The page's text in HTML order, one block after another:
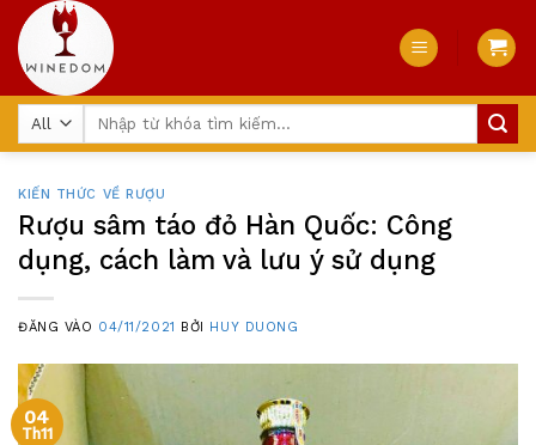
Skip
content
KIẾN THỨC VỀ RƯỢU
Rượu sâm táo đỏ Hàn Quốc: Công
dụng, cách làm và lưu ý sử dụng
ĐĂNG VÀO 04/11/2021 BỞI HUY DUONG
04
Th11